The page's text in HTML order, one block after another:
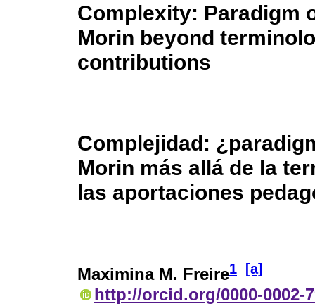
Complexity: Paradigm
Morin beyond
contributions
Complejidad:
Morin más allá de la
las aportaciones
Maximina M. Freire1 [a]
http://orcid.org/0000-0002-